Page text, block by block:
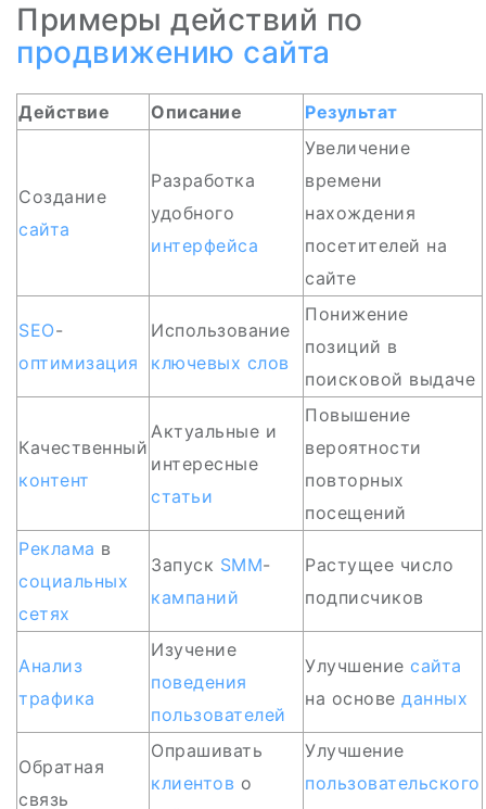
Примеры действий по
продвижению сайта
Действие Описание Результат
Создание
сайта
Разработка
удобного
интерфейса
Увеличение
времени
нахождения
посетителей на
сайте
SEO-
оптимизация
Использование
ключевых слов
Понижение
позиций в
поисковой выдаче
Качественный
контент
Актуальные и
интересные
статьи
Повышение
вероятности
повторных
посещений
Реклама в
социальных
сетях
Запуск SMM-
кампаний
Растущее число
подписчиков
Анализ
трафика
Изучение
поведения
пользователей
Улучшение сайта
на основе данных
Обратная
связь
Опрашивать
клиентов о
Улучшение
пользовательского